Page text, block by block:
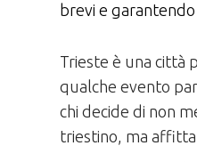
brevi e
Trieste è una città
qualche evento
chi decide di non
triestino, ma